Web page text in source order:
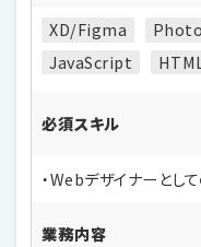
XD/Figma
JavaScript
必須スキル
・Webデザイナーとし
業務内容